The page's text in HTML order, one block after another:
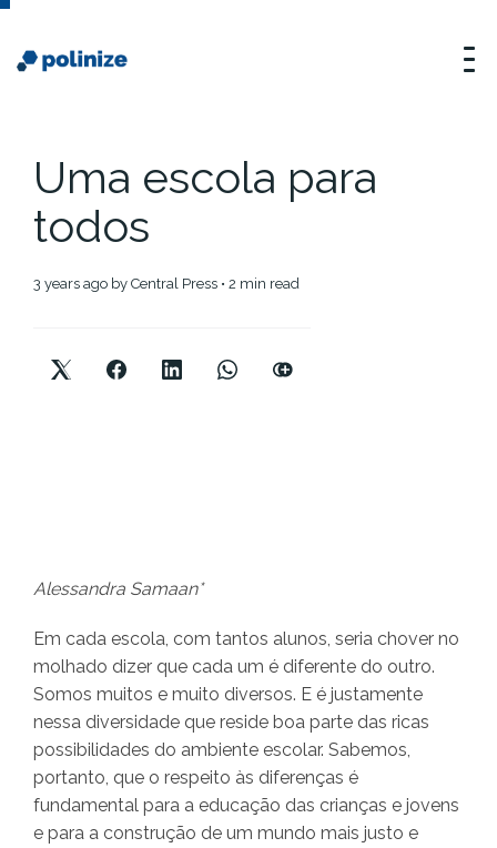
Uma escola para
todos
3 years ago by Central Press • 2 min read
Alessandra Samaan*
Em cada escola, com tantos alunos, seria chover no
molhado dizer que cada um é diferente do outro.
Somos muitos e muito diversos. E é justamente
nessa diversidade que reside boa parte das ricas
possibilidades do ambiente escolar. Sabemos,
portanto, que o respeito às diferenças é
fundamental para a educação das crianças e jovens
e para a construção de um mundo mais justo e